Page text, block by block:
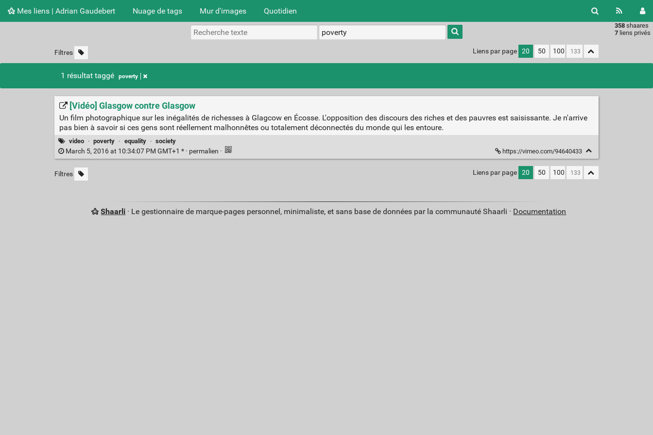
Mes liens | Adrian Gaudebert Nuage de tags Mur d'images Quotidien
358 shaares
7 liens privés
Type 1 or
more
characters
results.
Filtres Liens par page 20 50 100
1 résultat taggé poverty
[Vidéo] Glasgow contre Glasgow
Un film photographique sur les inégalités de richesses à Glagcow en Écosse. L'opposition des discours des riches et des pauvres est saisissante. Je n'arrive
pas bien à savoir si ces gens sont réellement malhonnêtes ou totalement déconnectés du monde qui les entoure.
video · poverty · equality · society
March 5, 2016 at 10:34:07 PM GMT+1 * · permalien · https://vimeo.com/94640433
Filtres Liens par page 20 50 100
Shaarli · Le gestionnaire de marque-pages personnel, minimaliste, et sans base de données par la communauté Shaarli · Documentation